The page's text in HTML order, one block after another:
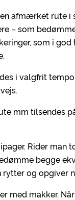
afmærket rute i
– som
som i god
i valgfrit
mm tilsendes
Rider man
begge
og opgiver
med makker.